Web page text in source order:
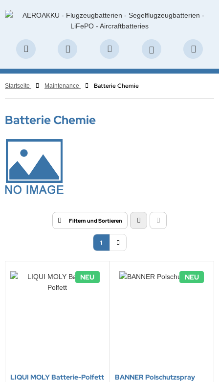
Startseite Maintenance Batterie Chemie
Batterie Chemie
Filtern und Sortieren
1
NEU
LIQUI MOLY Batterie-Polfett
NEU
BANNER Polschutzspray